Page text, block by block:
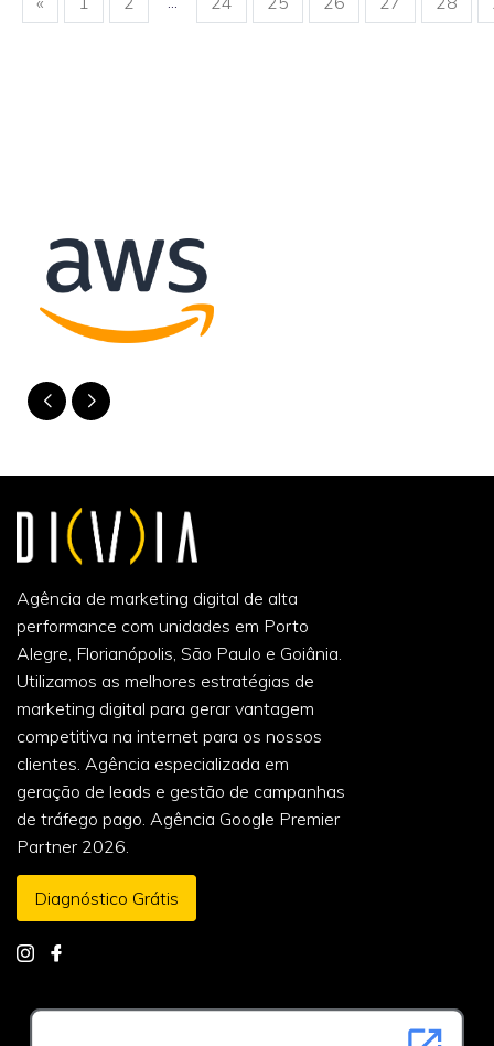
Agência de marketing digital de alta
performance com unidades em Porto
Alegre, Florianópolis, São Paulo e Goiânia.
Utilizamos as melhores estratégias de
marketing digital para gerar vantagem
competitiva na internet para os nossos
clientes. Agência especializada em
geração de leads e gestão de campanhas
de tráfego pago. Agência Google Premier
Partner 2026.
Diagnóstico Grátis